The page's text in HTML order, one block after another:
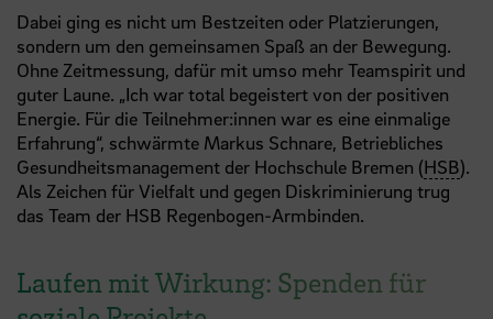
Dabei ging es nicht um Bestzeiten oder Platzierungen,
sondern um den gemeinsamen Spaß an der Bewegung.
Ohne Zeitmessung, dafür mit umso mehr Teamspirit und
guter Laune. „Ich war total begeistert von der positiven
Energie. Für die Teilnehmer:innen war es eine einmalige
Erfahrung“, schwärmte Markus Schnare, Betriebliches
Gesundheitsmanagement der Hochschule Bremen (HSB).
Als Zeichen für Vielfalt und gegen Diskriminierung trug
das Team der HSB Regenbogen-Armbinden.
Laufen mit Wirkung: Spenden für